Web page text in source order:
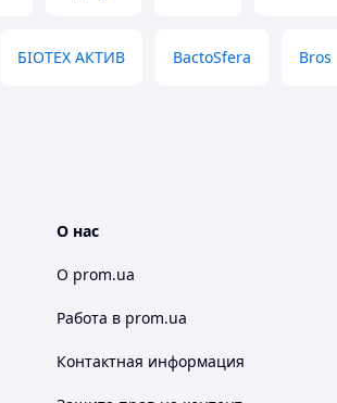
БІОТЕХ АКТИВ BactoSfera Bros
О нас
О prom.ua
Работа в prom.ua
Контактная информация